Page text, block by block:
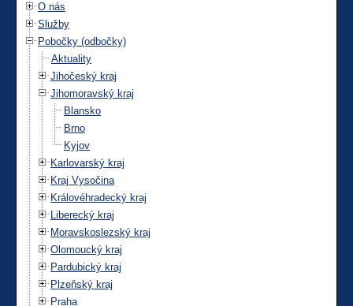
O nás
Služby
Pobočky (odbočky)
Aktuality
Jihočeský kraj
Jihomoravský kraj
Blansko
Brno
Kyjov
Karlovarský kraj
Kraj Vysočina
Královéhradecký kraj
Liberecký kraj
Moravskoslezský kraj
Olomoucký kraj
Pardubický kraj
Plzeňský kraj
Praha